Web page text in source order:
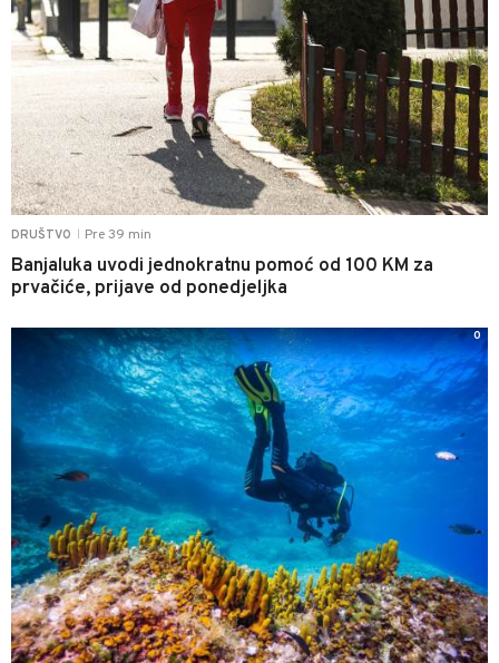
DRUŠTVO Pre 39 min
Banjaluka uvodi jednokratnu pomoć od 100 KM za
prvačiće, prijave od ponedjeljka
0